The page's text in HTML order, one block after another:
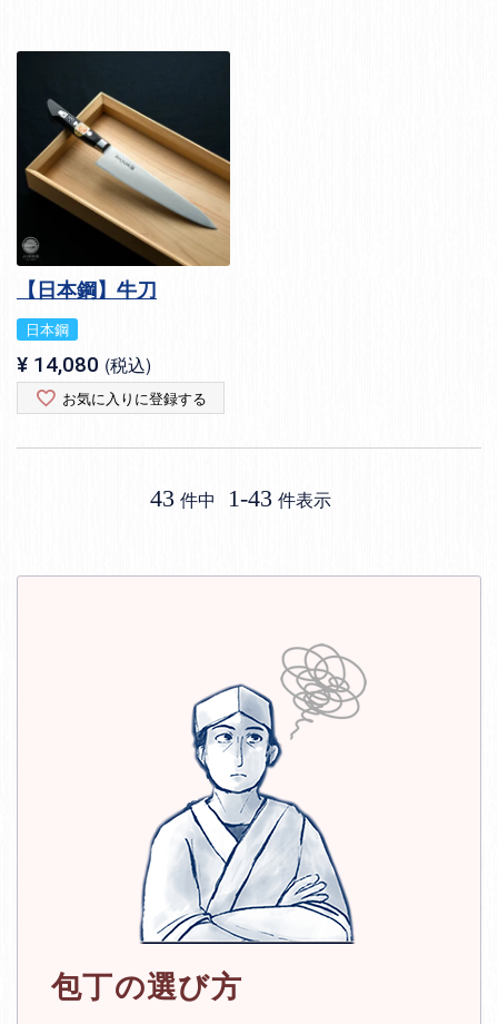
【日本鋼】牛刀
日本鋼
¥ 14,080 税込
お気に入りに登録する
43 件中 1-43 件表示
包丁の選び方